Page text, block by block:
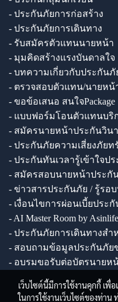
- ประกันภัยการก่อสร้าง
- ประกันภัยการเดินทาง
- รับสมัครตัวแทนนายหน้า
- มุมคิดสร้างแรงบันดาลใจ
- บทความเกี่ยวกับประกันภั
- ตรวจสอบตัวแทน/นายหน้
- ขอข้อเสนอ สนใจPackage
- แบบฟอร์มโอนตัวแทนบริ
- สมัครนายหน้าประกันวิน
- ประกันภัยความเสี่ยงภัยท
- ประกันทันเวลารู้เข้าใจป
- สมัครสอบนายหน้าประกั
- ข่าวสารประกันภัย / รู้รอ
- เงื่อนไขการผ่อนเบี้ยประกั
- AI Master Room by Asinlife
- ประกันภัยการเดินทางส
- สอบถามข้อมูลประกันภัย
- อบรมขอรับต่อบัตรนายห
เว็บไซต์นี้มีการใช้งานคุกกี้ เ
ในการใช้งานเว็บไซต์ของท่าน